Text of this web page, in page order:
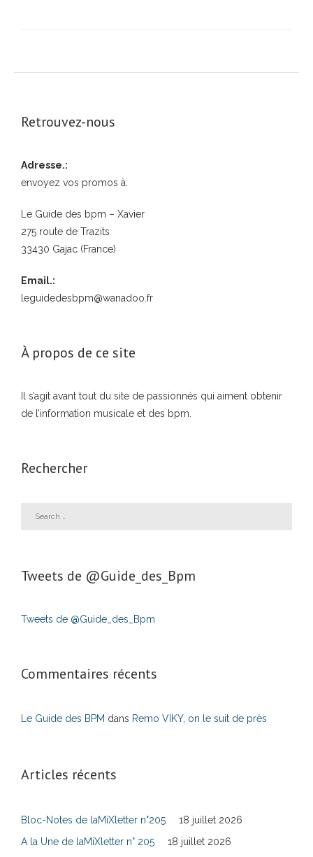
Retrouvez-nous
Adresse.:
envoyez vos promos à:
Le Guide des bpm – Xavier
275 route de Trazits
33430 Gajac (France)
Email.:
leguidedesbpm@wanadoo.fr
À propos de ce site
Il s’agit avant tout du site de passionnés qui aiment obtenir
de l’information musicale et des bpm.
Rechercher
Tweets de ‎@Guide_des_Bpm
Tweets de @Guide_des_Bpm
Commentaires récents
Le Guide des BPM dans Remo VIKY, on le suit de près
Articles récents
Bloc-Notes de laMiXletter n°205
18 juillet 2026
A la Une de laMiXletter n° 205
18 juillet 2026